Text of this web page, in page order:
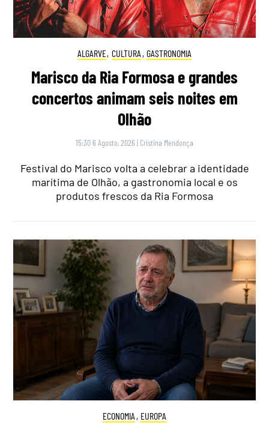
ALGARVE, CULTURA , GASTRONOMIA
Marisco da Ria Formosa e grandes
concertos animam seis noites em
Olhão
15:30 6 Agosto, 2026 | Cristina Mendonça
Festival do Marisco volta a celebrar a identidade
marítima de Olhão, a gastronomia local e os
produtos frescos da Ria Formosa
ECONOMIA , EUROPA